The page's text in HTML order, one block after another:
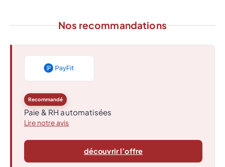
Nos recommandations
Recommandé
Paie & RH automatisées
Lire notre avis
découvrir l’offre